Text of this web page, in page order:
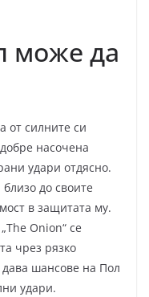
може да
от силните си
насочена
удари отдясно.
до своите
в защитата му.
Onion“ се
чрез рязко
шансове на Пол
удари.